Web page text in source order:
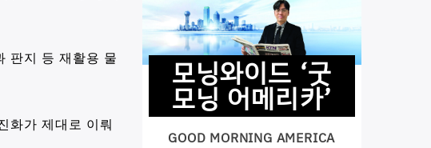
판지 등 재활용 물
화가 제대로 이뤄
모닝와이드 ‘굿
모닝 어메리카’
GOOD MORNING AMERICA